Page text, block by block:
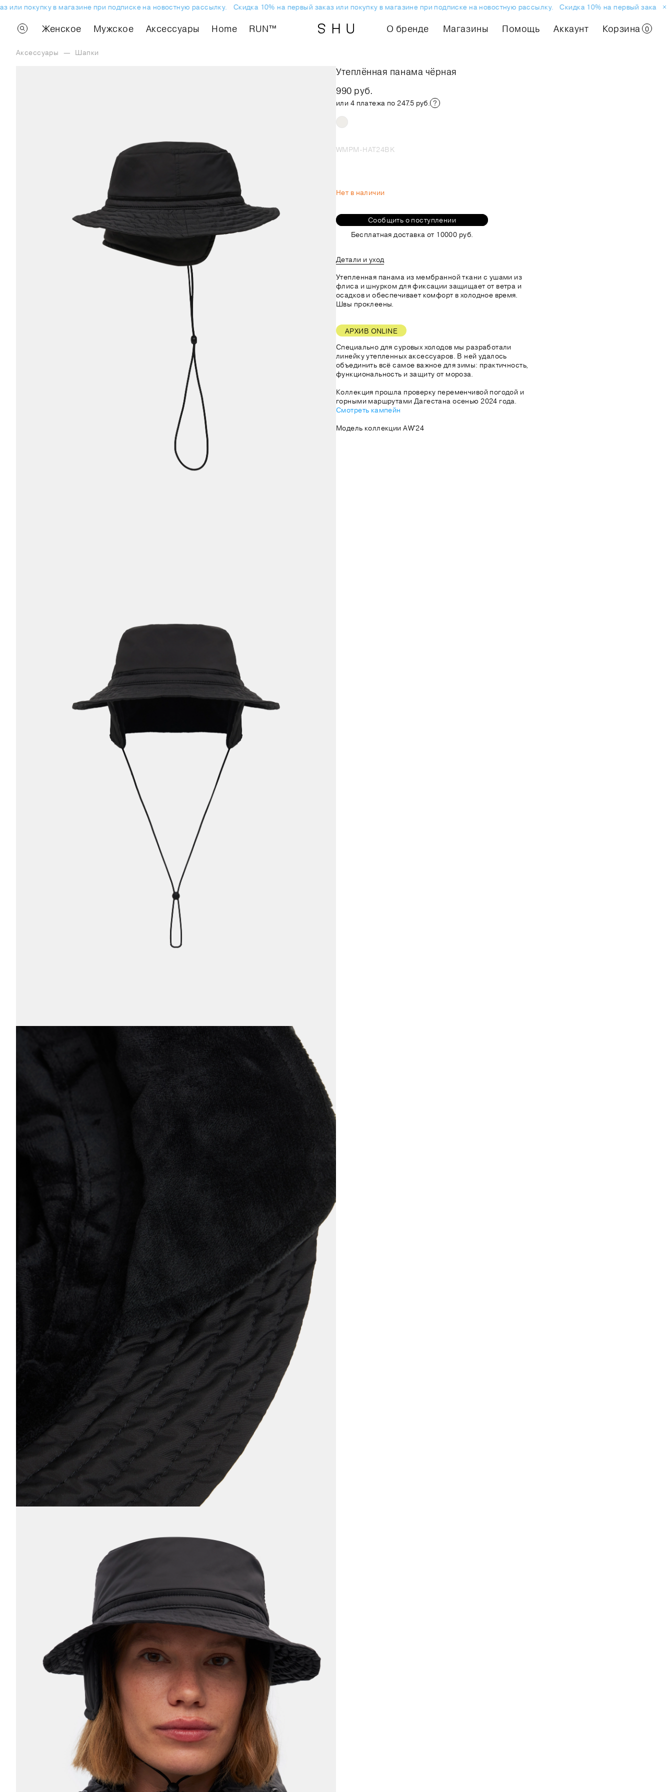
покупку в магазине при подписке на новостную рассылку. Скидка 10% на первый заказ или покупку в магазине при подписке на новостную рассылку. Скидка 10% на первый заказ или
Женское Мужское Аксессуары Home RUN™ О бренде Магазины Помощь Аккаунт Корзина 0
Аксессуары — Шапки
Утеплённая панама чёрная
990 руб.
или 4 платежа по 247.5 руб.
WMPM-HAT24BK
Нет в наличии
Сообщить о поступлении
Бесплатная доставка от 10000 руб.
Детали и уход
Утепленная панама из мембранной ткани с ушами из
флиса и шнурком для фиксации защищает от ветра и
осадков и обеспечивает комфорт в холодное время.
Швы проклеены.
АРХИВ ONLINE
Специально для суровых холодов мы разработали
линейку утепленных аксессуаров. В ней удалось
объединить всё самое важное для зимы: практичность,
функциональность и защиту от мороза.
Коллекция прошла проверку переменчивой погодой и
Смотреть кампейн
Модель коллекции AW'24